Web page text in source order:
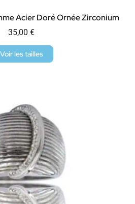
Acier Doré Ornée Zirconium
35,00 €
Voir les tailles